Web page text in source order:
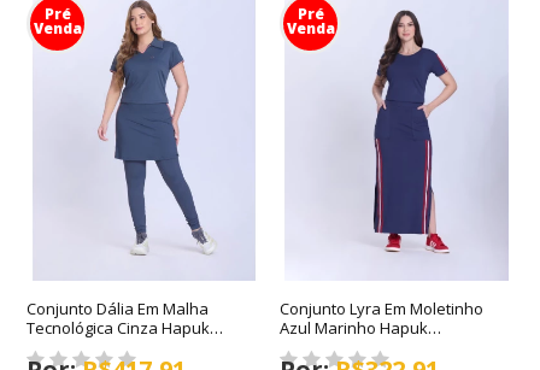
Pré
Venda
Conjunto Dália Em Malha
Tecnológica Cinza Hapuk
Primavera/Verão 2027
Pré
Venda
Conjunto Lyra Em Moletinho
Azul Marinho Hapuk
Primavera/Verão 2027